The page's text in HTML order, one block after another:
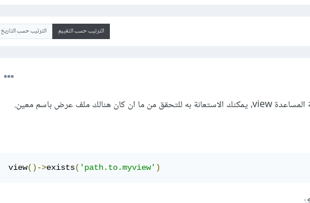
الترتيب حسب التقييم الترتيب حسب التاريخ
view()->exists( 'path.to.myview' )